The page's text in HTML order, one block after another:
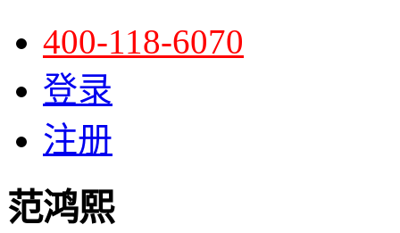
400-118-6070
登录
注册
范鸿熙